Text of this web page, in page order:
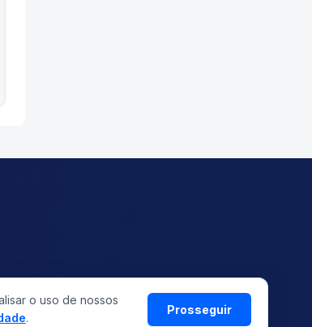
©
ASMETRO-SI
Todos os direitos reservados
o uso de nossos
.
Prosseguir